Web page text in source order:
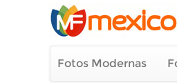
Fotos Modernas